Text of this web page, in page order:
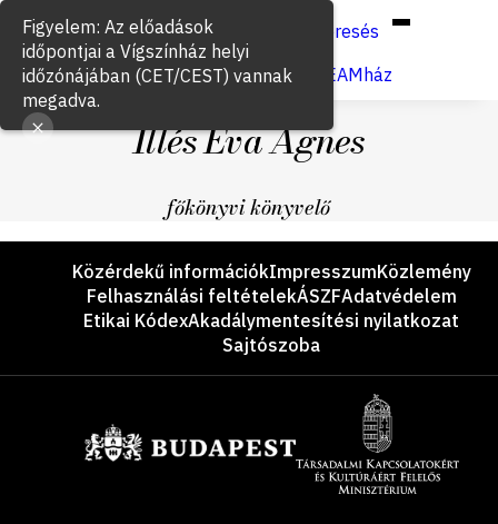
Keresés
Jegyvásárlás
VígSTREAMház
Illés Éva Ágnes
főkönyvi könyvelő
LáblécKözérdekű információkImpresszumKözlemény
Felhasználási feltételekÁSZFAdatvédelem
Etikai KódexAkadálymentesítési nyilatkozat
Sajtószoba
Figyelem: Az előadások
időpontjai a Vígszínház helyi
időzónájában (CET/CEST) vannak
megadva.